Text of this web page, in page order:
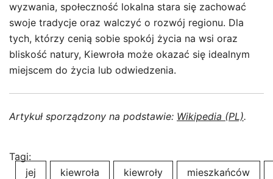
wyzwania, społeczność lokalna stara się zachować
swoje tradycje oraz walczyć o rozwój regionu. Dla
tych, którzy cenią sobie spokój życia na wsi oraz
bliskość natury, Kiewroła może okazać się idealnym
miejscem do życia lub odwiedzenia.
Artykuł sporządzony na podstawie: Wikipedia (PL).
Tagi:
jej
kiewroła kiewroły mieszkańców